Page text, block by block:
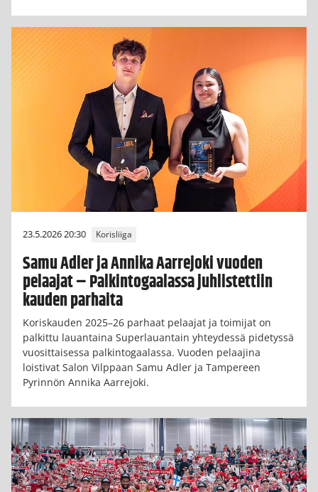
23.5.2026 20:30 Korisliiga
Samu Adler ja Annika Aarrejoki vuoden
pelaajat – Palkintogaalassa juhlistettiin
kauden parhaita
Koriskauden 2025–26 parhaat pelaajat ja toimijat on
palkittu lauantaina Superlauantain yhteydessä pidetyssä
vuosittaisessa palkintogaalassa. Vuoden pelaajina
loistivat Salon Vilppaan Samu Adler ja Tampereen
Pyrinnön Annika Aarrejoki.